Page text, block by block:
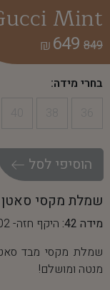
Mint
849
649
₪
בחרי מידה:
הוסיפי לסל
שמלת מקסי
מידה 42:
היקף חזה- 102 ס"מ, היקף מותן- 80 ס"מ
שמלת מקסי מבד
מנטה ומושלם!